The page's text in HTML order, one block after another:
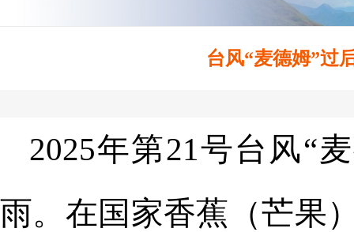
台风“麦德姆”过
2025年第21号台风“
雨。在国家香蕉（芒果